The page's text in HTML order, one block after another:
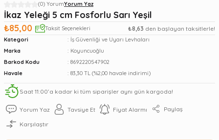
(0) YorumYorum Yaz
İkaz Yeleği 5 cm Fosforlu Sarı Yeşil
₺85,00
Taksit Seçenekleri ₺8,63 den başlayan taksitlerle!
Kategori
İş Güvenliği ve Uyarı Levhaları
Marka
Koyuncuoğlu
Barkod Kodu
8692220547902
Havale
83,30 TL (%2,00 havale indirimi)
Saat 11:00’a kadar ki tüm siparişler aynı gün kargoda!
Yorum Yaz Tavsiye Et Fiyat Alarmı Paylaş
Karşılaştır